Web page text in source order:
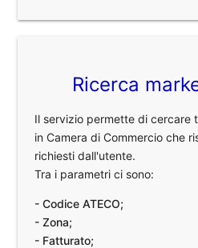
Ricerca
Il servizio permette di cercare
in Camera di Commercio che
richiesti dall'utente.
Tra i parametri ci sono:
- Codice ATECO;
- Zona;
- Fatturato;